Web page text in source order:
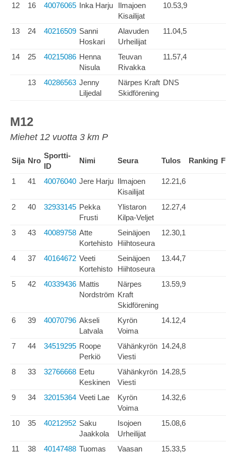
12 16 40076065 Inka Harju
Ilmajoen
Kisailijat
10.53,9
13 24 40216509 Sanni
Hoskari
Alavuden
Urheilijat
11.04,5
14 25 40215086 Henna
Nisula
Teuvan
Rivakka
11.57,4
13 40286563 Jenny
Liljedal
Närpes Kraft
Skidförening
DNS
M12
Miehet 12 vuotta 3 km P
Sija Nro
Sportti-
ID
Nimi Seura Tulos Ranking
1 41 40076040 Jere Harju Ilmajoen
Kisailijat
12.21,6
2 40 32933145 Pekka
Frusti
Ylistaron
Kilpa-Veljet
12.27,4
3 43 40089758 Atte
Kortehisto
Seinäjoen
Hiihtoseura
12.30,1
4 37 40164672 Veeti
Kortehisto
Seinäjoen
Hiihtoseura
13.44,7
5 42 40339436 Mattis
Nordström
Närpes
Kraft
Skidförening
13.59,9
6 39 40070796 Akseli
Latvala
Kyrön
Voima
14.12,4
7 44 34519295 Roope
Perkiö
Vähänkyrön
Viesti
14.24,8
8 33 32766668 Eetu
Keskinen
Vähänkyrön
Viesti
14.28,5
9 34 32015364 Veeti Lae
Kyrön
Voima
14.32,6
10 35 40212952 Saku
Jaakkola
Isojoen
Urheilijat
15.08,6
11 38 40147488 Tuomas Vaasan 15.33,5